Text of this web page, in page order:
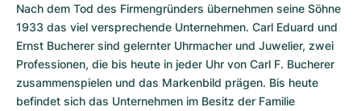
Nach dem Tod des Firmengründers übernehmen seine Söhne
1933 das viel versprechende Unternehmen. Carl Eduard und
Ernst Bucherer sind gelernter Uhrmacher und Juwelier, zwei
Professionen, die bis heute in jeder Uhr von Carl F. Bucherer
zusammenspielen und das Markenbild prägen. Bis heute
befindet sich das Unternehmen im Besitz der Familie